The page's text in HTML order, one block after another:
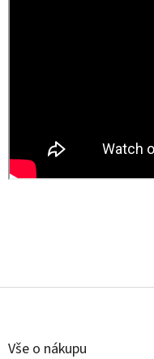
Z
Vše o nákupu